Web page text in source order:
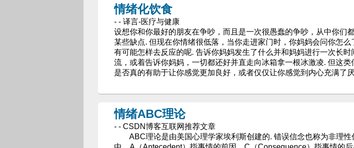
情绪化饮食
- - 译言-医疗与健康
设想你和你最好的朋友在争吵，而且是一次很愚蠢的争吵，从中你们
某些缺点. 但现在你情绪很低落，当你走进家门时，你妈妈会问你怎么
有可能怎样去反应的呢. 告诉你妈妈发生了什么并和妈妈进行一次长时
流，或着告诉你妈妈，一切都还好并直走向冰箱拿一根冰激凌. 但这类
是否真的有助于让你感觉更加良好，或者仅仅让你感觉到内心充满了
情绪ABC理论
- - CSDN博客互联网推荐文章
ABC理论是由美国心理学家埃利斯创建的. 错误信念也称为非